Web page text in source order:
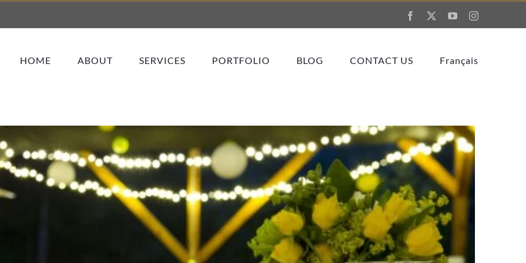
Facebook
X YouTubeInstagram
HOME ABOUT SERVICES PORTFOLIO BLOG CONTACT US Français